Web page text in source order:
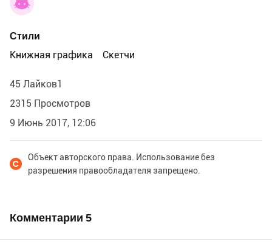
Стили
Книжная графика
Скетчи
45 Лайков1
2315 Просмотров
9 Июнь 2017, 12:06
Объект авторского права. Использование без
разрешения правообладателя запрещено.
Комментарии 5